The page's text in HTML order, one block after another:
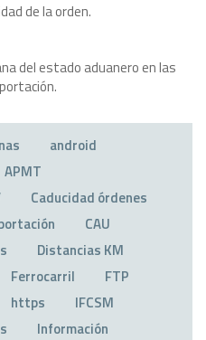
de la orden.
del estado aduanero en las
android
APMT
Caducidad órdenes
CAU
Distancias KM
Ferrocarril
FTP
https
IFCSM
Información